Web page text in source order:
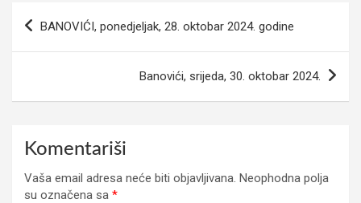
BANOVIĆI, ponedjeljak, 28. oktobar 2024. godine
Banovići, srijeda, 30. oktobar 2024.
Komentariši
Vaša email adresa neće biti objavljivana. Neophodna polja
su označena sa *